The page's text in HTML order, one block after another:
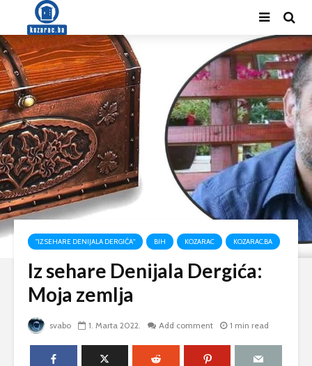
"IZ SEHARE DENIJALA DERGIĆA" BIH KOZARAC KOZARAC.BA
Iz sehare Denijala Dergića:
Moja zemlja
svabo 1. Marta 2022. Add comment 1 min read